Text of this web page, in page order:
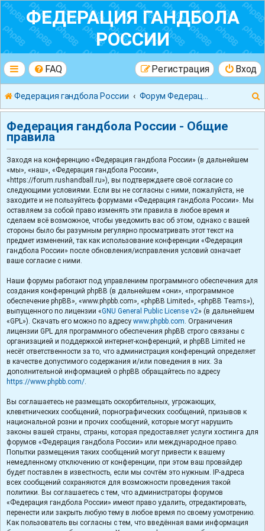
ФЕДЕРАЦИЯ ГАНДБОЛА
РОССИИ
FAQ Вход
Регистрация
Федерация гандбола России
Федерация гандбола России - Общие
правила
Заходя на конференцию «Федерация гандбола России» (в дальнейшем
«мы», «наш», «Федерация гандбола России»,
«https://forum.rushandball.ru»), вы подтверждаете своё согласие со
следующими условиями. Если вы не согласны с ними, пожалуйста, не
заходите и не пользуйтесь форумами «Федерация гандбола России». Мы
оставляем за собой право изменять эти правила в любое время и
сделаем всё возможное, чтобы уведомить вас об этом, однако с вашей
стороны было бы разумным регулярно просматривать этот текст на
предмет изменений, так как использование конференции «Федерация
гандбола России» после обновления/исправления условий означает
ваше согласие с ними.
Наши форумы работают под управлением программного обеспечения для
создания конференций phpBB (в дальнейшем «они», «программное
обеспечение phpBB», «www.phpbb.com», «phpBB Limited», «phpBB Teams»),
выпущенного по лицензии «GNU General Public License v2» (в дальнейшем
«GPL»). Скачать его можно по адресу www.phpbb.com. Ограничения
лицензии GPL для программного обеспечения phpBB строго связаны с
организацией и поддержкой интернет-конференций, и phpBB Limited не
несёт ответственности за то, что администрация конференций определяет
в качестве допустимого содержания и/или поведения в них. За
дополнительной информацией о phpBB обращайтесь по адресу
https://www.phpbb.com/.
Вы соглашаетесь не размещать оскорбительных, угрожающих,
клеветнических сообщений, порнографических сообщений, призывов к
национальной розни и прочих сообщений, которые могут нарушить
законы вашей страны, страны, которая предоставляет услуги хостинга для
форумов «Федерация гандбола России» или международное право.
Попытки размещения таких сообщений могут привести к вашему
немедленному отключению от конференции, при этом ваш провайдер
будет поставлен в известность, если мы сочтём это нужным. IP-адреса
всех сообщений сохраняются для возможности проведения такой
политики. Вы соглашаетесь с тем, что администраторы форумов
«Федерация гандбола России» имеют право удалить, отредактировать,
перенести или закрыть любую тему в любое время по своему усмотрению.
Как пользователь вы согласны с тем, что введённая вами информация